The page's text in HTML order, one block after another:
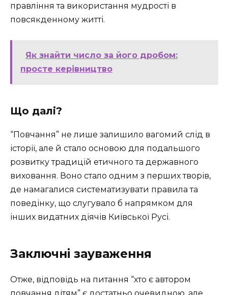
правління та використання мудрості в
повсякденному житті.
Як знайти число за його дробом:
просте керівництво
Що далі?
“Повчання” не лише залишило вагомий слід в
історії, але й стало основою для подальшого
розвитку традицій етичного та державного
виховання. Воно стало одним з перших творів,
де намагалися систематизувати правила та
поведінку, що слугувало б напрямком для
інших видатних діячів Київської Русі.
Заключні зауваження
Отже, відповідь на питання “хто є автором